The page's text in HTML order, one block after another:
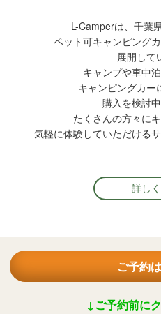
L-Camperは、千葉
ペット可キャンピング
展開して
キャンプや車中
キャンピングカー
購入を検討中
たくさんの方々に
気軽に体験していただける
詳し
ご予約
↓ご予約前に